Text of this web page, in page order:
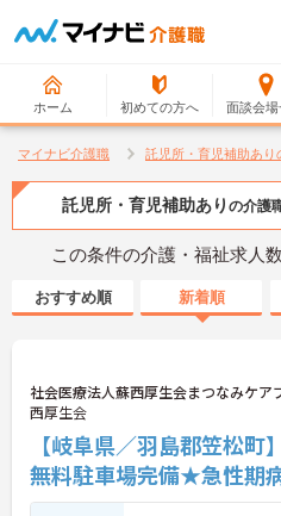
ホーム 初めての方へ 面談会
マイナビ介護職 託児所・育児補助あり
託児所・育児補助あり の介護
この条件の介護・福祉求人数
おすすめ順 新着順
社会医療法人蘇西厚生会まつなみケア
西厚生会
【岐阜県／羽島郡笠松町
無料駐車場完備★急性期